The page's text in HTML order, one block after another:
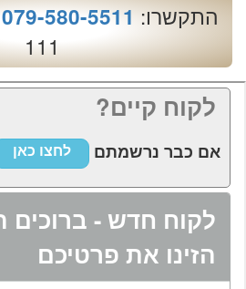
התקשרו:079-580-5511
111